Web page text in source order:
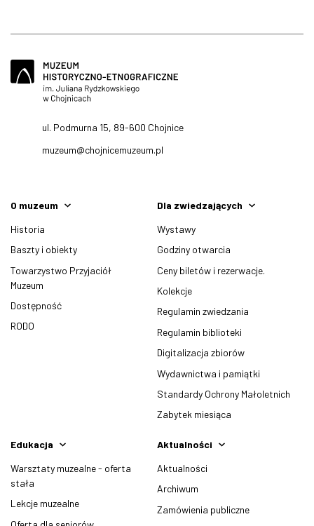
ul. Podmurna 15, 89-600 Chojnice
muzeum@chojnicemuzeum.pl
O muzeum
Historia
Baszty i obiekty
Towarzystwo Przyjaciół
Muzeum
Dostępność
RODO
Dla zwiedzających
Wystawy
Godziny otwarcia
Ceny biletów i rezerwacje.
Kolekcje
Regulamin zwiedzania
Regulamin biblioteki
Digitalizacja zbiorów
Wydawnictwa i pamiątki
Standardy Ochrony Małoletnich
Zabytek miesiąca
Edukacja
Warsztaty muzealne - oferta
stała
Lekcje muzealne
Aktualności
Aktualności
Archiwum
Zamówienia publiczne